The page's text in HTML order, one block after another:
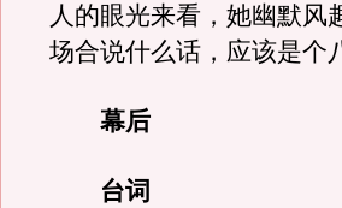
人的眼光来看，她幽默风
场合说什么话，应该是个
幕后
台词